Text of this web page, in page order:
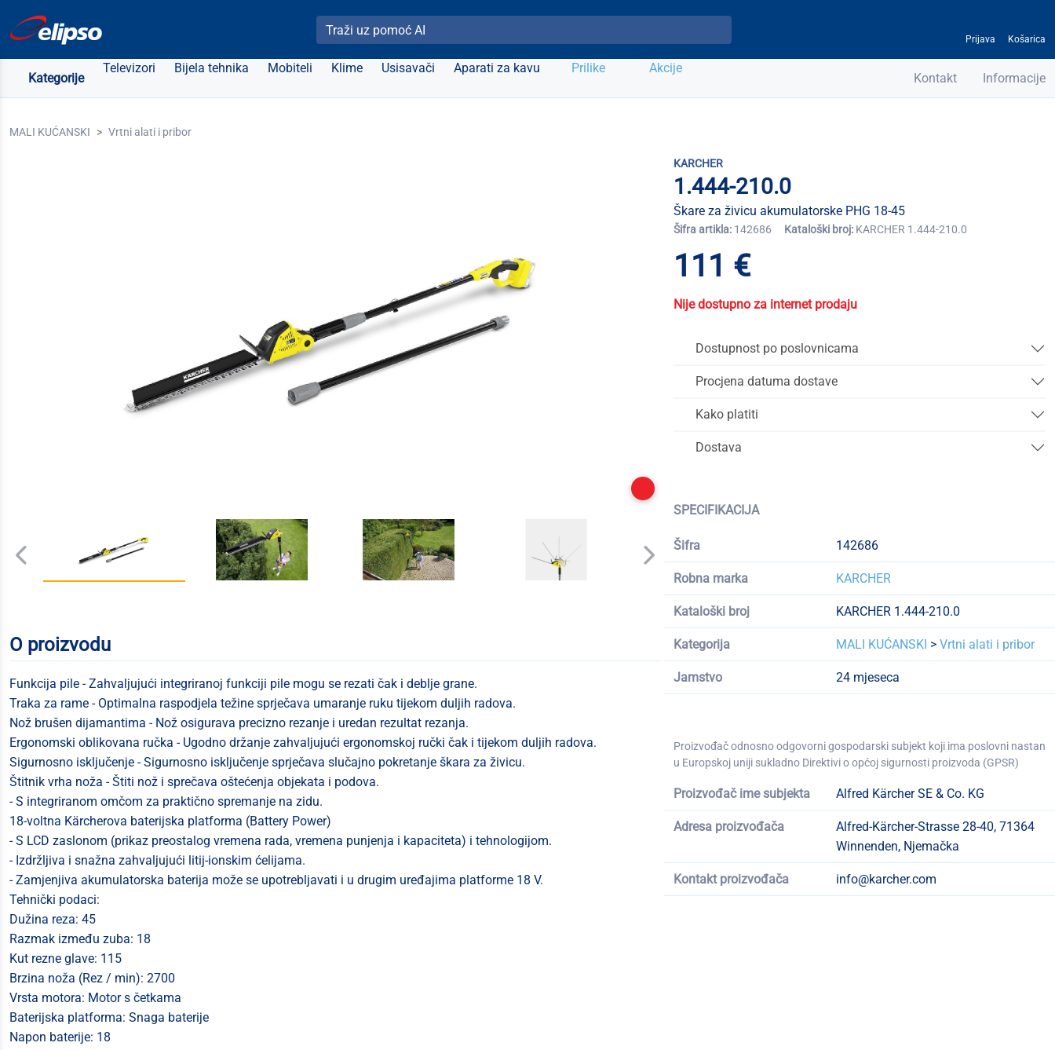
Pretraži Elipso
Prijava Košarica
Kategorije
Televizori Bijela tehnika Mobiteli Klime Usisavači Aparati za kavu Prilike Akcije
Kontakt Informacije
MALI KUĆANSKI Vrtni alati i pribor
KARCHER
1.444-210.0
Škare za živicu akumulatorske PHG 18-45
Šifra artikla: 142686 Kataloški broj: KARCHER 1.444-210.0
111 €
Nije dostupno za internet prodaju
Dostupnost po poslovnicama
Procjena datuma dostave
Kako platiti
Dostava
SPECIFIKACIJA
Šifra 142686
Robna marka KARCHER
Kataloški broj KARCHER 1.444-210.0
Kategorija MALI KUĆANSKI >Vrtni alati i pribor
Jamstvo 24 mjeseca
Proizvođač odnosno odgovorni gospodarski subjekt koji ima poslovni nastan
u Europskoj uniji sukladno Direktivi o općoj sigurnosti proizvoda (GPSR)
Proizvođač ime subjekta Alfred Kärcher SE & Co. KG
Adresa proizvođača
Alfred-Kärcher-Strasse 28-40, 71364
Winnenden, Njemačka
Kontakt proizvođača info@karcher.com
O proizvodu
Funkcija pile - Zahvaljujući integriranoj funkciji pile mogu se rezati čak i deblje grane.
Traka za rame - Optimalna raspodjela težine sprječava umaranje ruku tijekom duljih radova.
Nož brušen dijamantima - Nož osigurava precizno rezanje i uredan rezultat rezanja.
Ergonomski oblikovana ručka - Ugodno držanje zahvaljujući ergonomskoj ručki čak i tijekom duljih radova.
Sigurnosno isključenje - Sigurnosno isključenje sprječava slučajno pokretanje škara za živicu.
Štitnik vrha noža - Štiti nož i sprečava oštećenja objekata i podova.
- S integriranom omčom za praktično spremanje na zidu.
18-voltna Kärcherova baterijska platforma (Battery Power)
- S LCD zaslonom (prikaz preostalog vremena rada, vremena punjenja i kapaciteta) i tehnologijom.
- Izdržljiva i snažna zahvaljujući litij-ionskim ćelijama.
- Zamjenjiva akumulatorska baterija može se upotrebljavati i u drugim uređajima platforme 18 V.
Tehnički podaci:
Dužina reza: 45
Razmak između zuba: 18
Kut rezne glave: 115
Brzina noža (Rez / min): 2700
Vrsta motora: Motor s četkama
Baterijska platforma: Snaga baterije
Napon baterije: 18